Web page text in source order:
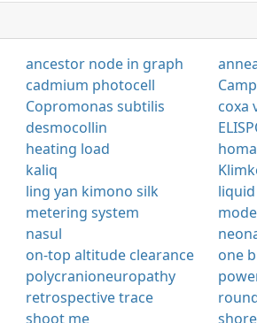
ancestor node in graph
cadmium photocell
Copromonas subtilis coxa
desmocollin
heating load
kaliq
ling yan kimono silk
metering system
nasul
on-top altitude clearance one
polycranioneuropathy
retrospective trace
shoot me